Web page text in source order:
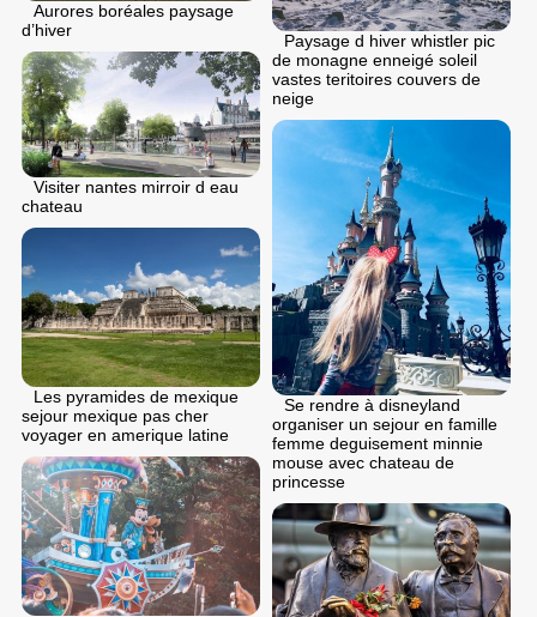
Aurores boréales paysage
d’hiver
Paysage d hiver whistler pic
de monagne enneigé soleil
vastes teritoires couvers de
neige
Visiter nantes mirroir d eau
chateau
Se rendre à disneyland
organiser un sejour en famille
femme deguisement minnie
mouse avec chateau de
princesse
Les pyramides de mexique
sejour mexique pas cher
voyager en amerique latine